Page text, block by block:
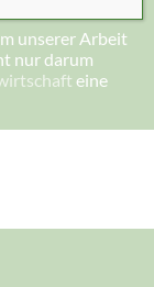
unserer Arbeit
nur darum
eine